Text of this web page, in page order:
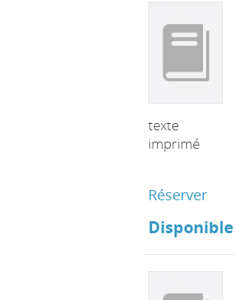
texte
imprimé
Réserver
Disponible